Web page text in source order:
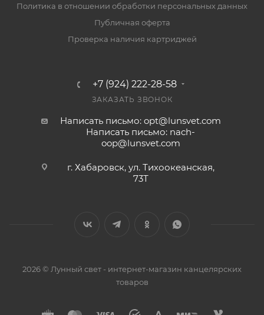
Политика в отношении обработки персональных данных
Публичная оферта
Проверка наличия картриджей
+7 (924) 222-28-58
ЗАКАЗАТЬ ЗВОНОК
Написать письмо: opt@lunsvet.com
Написать письмо: nach-
oop@lunsvet.com
г. Хабаровск, ул. Тихоокеанская,
73Т
2026 © Лунный свет - интернет-магазин канцелярских
товаров